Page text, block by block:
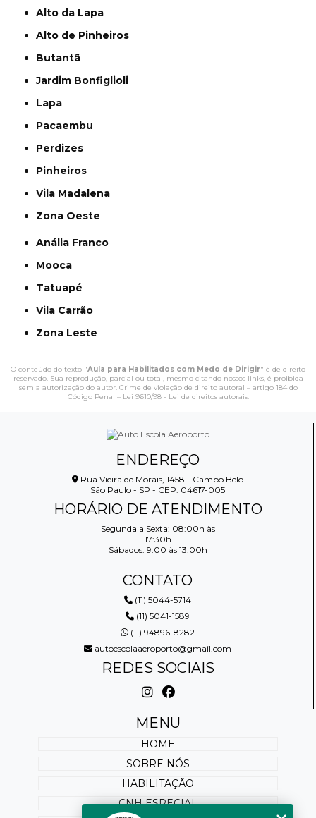
Alto da Lapa
Alto de Pinheiros
Butantã
Jardim Bonfiglioli
Lapa
Pacaembu
Perdizes
Pinheiros
Vila Madalena
Zona Oeste
Anália Franco
Mooca
Tatuapé
Vila Carrão
Zona Leste
O conteúdo do texto "Aula para Habilitados com Medo de Dirigir" é de direito
reservado. Sua reprodução, parcial ou total, mesmo citando nossos links, é proibida
sem a autorização do autor. Crime de violação de direito autoral – artigo 184 do
Código Penal – Lei 9610/98 - Lei de direitos autorais.
ENDEREÇO
Rua Vieira de Morais, 1458 - Campo Belo
São Paulo - SP - CEP: 04617-005
HORÁRIO DE ATENDIMENTO
Segunda a Sexta: 08:00h às
17:30h
Sábados: 9:00 às 13:00h
CONTATO
(11) 5044-5714
(11) 5041-1589
(11) 94896-8282
autoescolaaeroporto@gmail.com
REDES SOCIAIS
MENU
HOME
SOBRE NÓS
HABILITAÇÃO
CNH ESPECIAL